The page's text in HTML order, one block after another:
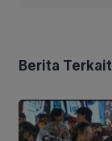
Berita Terkait